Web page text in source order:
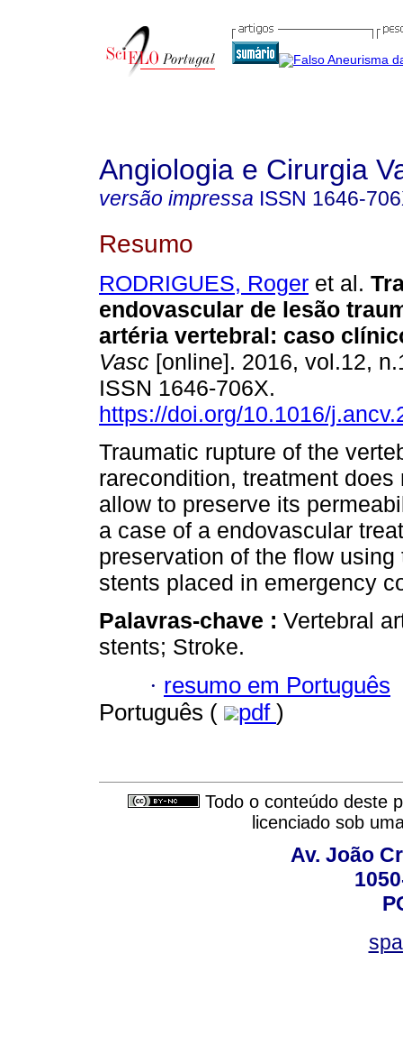
Angiologia e Cirurgia
versão impressa ISSN 1646-
Resumo
RODRIGUES, Roger et al.
endovascular de lesão
artéria vertebral: caso
Vasc [online]. 2016, vol.12,
ISSN 1646-706X.
https://doi.org/10.1016/
Traumatic rupture of the
rarecondition, treatment does
allow to preserve its
a case of a endovascular
preservation of the ﬂow using
stents placed in emergency
Palavras-chave : Vertebral
stents; Stroke.
· resumo em Português
Português (
pdf )
Todo o conteúdo deste
licenciado sob
Av. João